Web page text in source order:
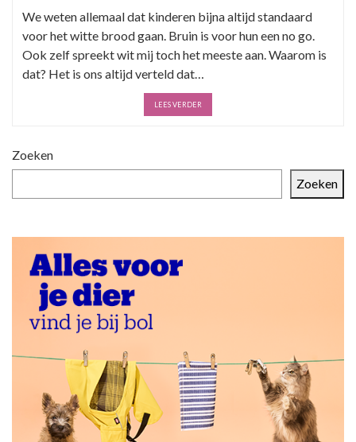
We weten allemaal dat kinderen bijna altijd standaard
voor het witte brood gaan. Bruin is voor hun een no go.
Ook zelf spreekt wit mij toch het meeste aan. Waarom is
dat? Het is ons altijd verteld dat…
LEES VERDER
Zoeken
Zoeken